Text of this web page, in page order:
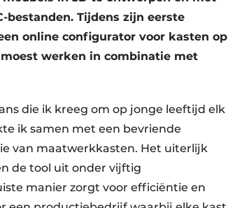
bestanden. Tijdens zijn eerste
online configurator voor kasten op
werken in combinatie met
die ik kreeg om op jonge leeftijd elk
ik samen met een bevriende
van maatwerkkasten. Het uiterlijk
de tool uit onder vijftig
manier zorgt voor efficiëntie en